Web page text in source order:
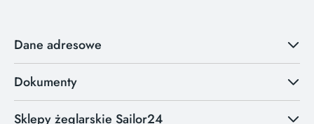
Dane adresowe
Dokumenty
Sklepy żeglarskie Sailor24